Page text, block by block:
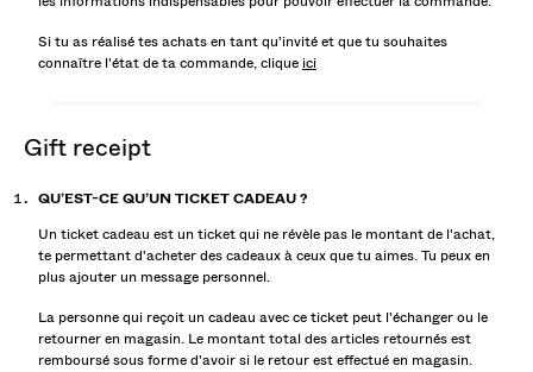
Si tu as réalisé tes achats en tant qu'invité et que tu souhaites
connaître l'état de ta commande, clique ici
gift receipt
QU’EST-CE QU’UN TICKET CADEAU ?
Un ticket cadeau est un ticket qui ne révèle pas le montant de l'achat,
te permettant d'acheter des cadeaux à ceux que tu aimes. Tu peux en
plus ajouter un message personnel.
La personne qui reçoit un cadeau avec ce ticket peut l'échanger ou le
retourner en magasin. Le montant total des articles retournés est
remboursé sous forme d'avoir si le retour est effectué en magasin.